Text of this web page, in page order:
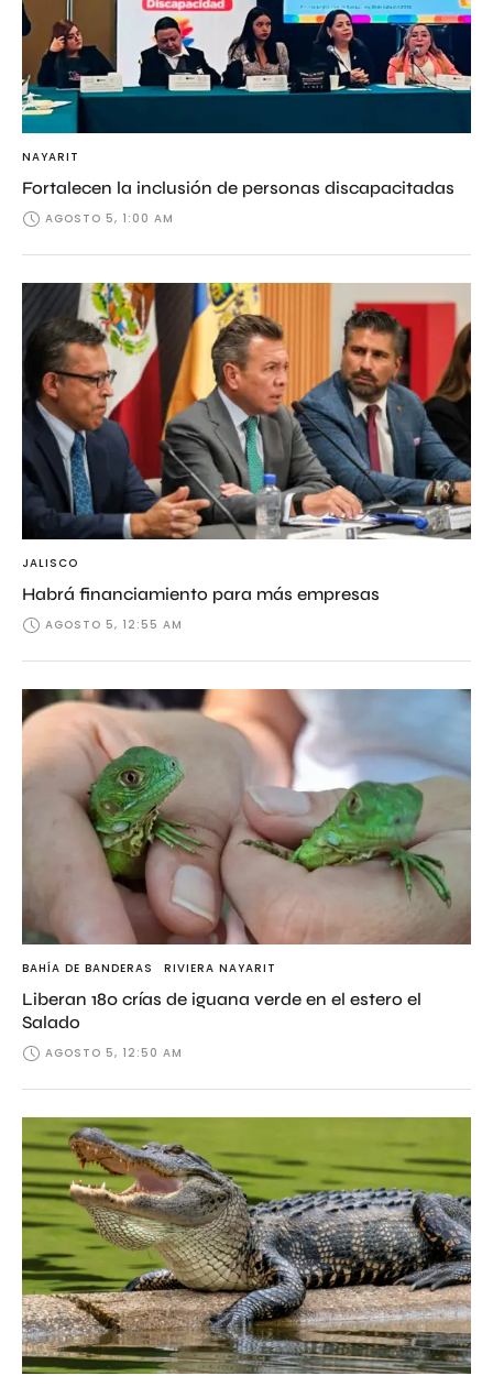
NAYARIT
Fortalecen la inclusión de personas discapacitadas
AGOSTO 5, 1:00 AM
JALISCO
Habrá financiamiento para más empresas
AGOSTO 5, 12:55 AM
BAHÍA DE BANDERAS RIVIERA NAYARIT
Liberan 180 crías de iguana verde en el estero el
Salado
AGOSTO 5, 12:50 AM